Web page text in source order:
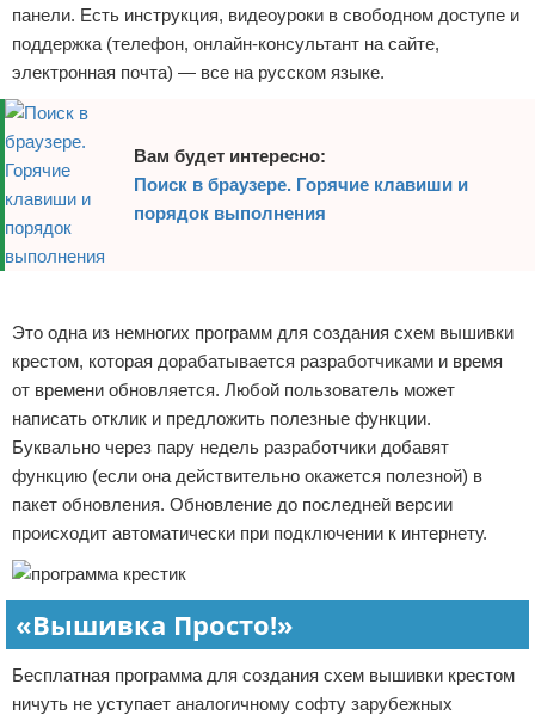
панели. Есть инструкция, видеоуроки в свободном доступе и
поддержка (телефон, онлайн-консультант на сайте,
электронная почта) — все на русском языке.
Вам будет интересно:
Поиск в браузере. Горячие клавиши и
порядок выполнения
Это одна из немногих программ для создания схем вышивки
крестом, которая дорабатывается разработчиками и время
от времени обновляется. Любой пользователь может
написать отклик и предложить полезные функции.
Буквально через пару недель разработчики добавят
функцию (если она действительно окажется полезной) в
пакет обновления. Обновление до последней версии
происходит автоматически при подключении к интернету.
«Вышивка Просто!»
Бесплатная программа для создания схем вышивки крестом
ничуть не уступает аналогичному софту зарубежных